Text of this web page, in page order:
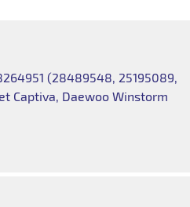
(28489548, 25195089,
Captiva, Daewoo Winstorm